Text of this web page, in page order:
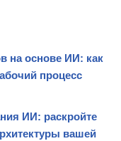
на основе ИИ: как
процесс
ИИ: раскройте
вашей